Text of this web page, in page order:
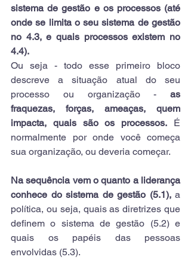
sistema de gestão e os processos (até
onde se limita o seu sistema de gestão
no 4.3, e quais processos existem no
4.4).
Ou seja - todo esse primeiro bloco
descreve a situação atual do seu
processo ou organização - as
fraquezas, forças, ameaças, quem
impacta, quais são os processos. É
normalmente por onde você começa
sua organização, ou deveria começar.
Na sequência vem o quanto a liderança
conhece do sistema de gestão (5.1), a
política, ou seja, quais as diretrizes que
definem o sistema de gestão (5.2) e
quais os papéis das pessoas
envolvidas (5.3).